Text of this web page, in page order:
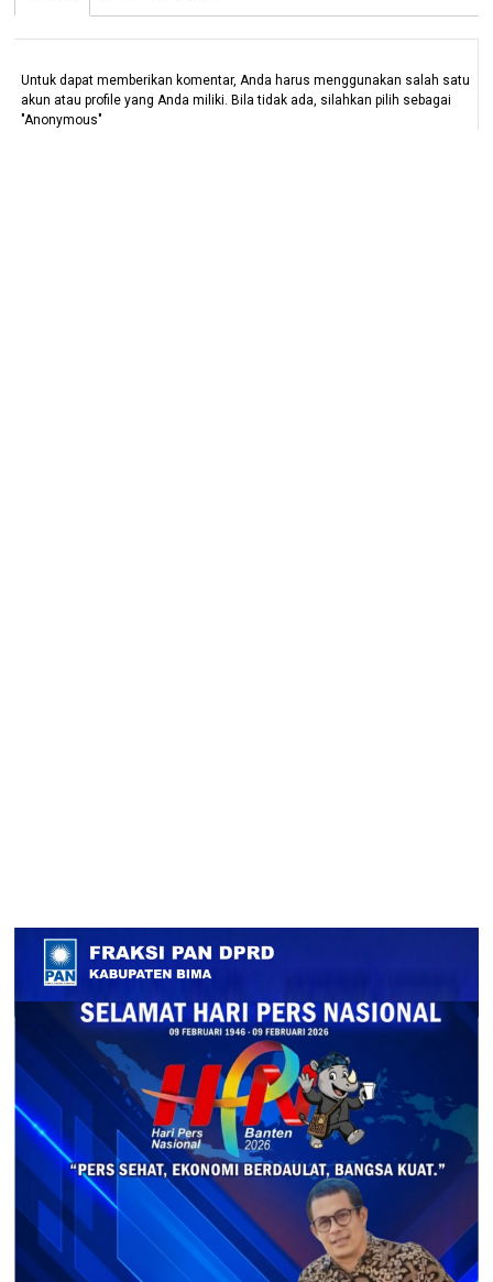
Untuk dapat memberikan komentar, Anda harus menggunakan salah satu
akun atau profile yang Anda miliki. Bila tidak ada, silahkan pilih sebagai
"Anonymous"